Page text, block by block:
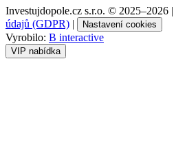
Investujdopole.cz s.r.o. © 2025–2026 |
údajů (GDPR) | Nastavení cookies
Vyrobilo: B interactive
VIP nabídka